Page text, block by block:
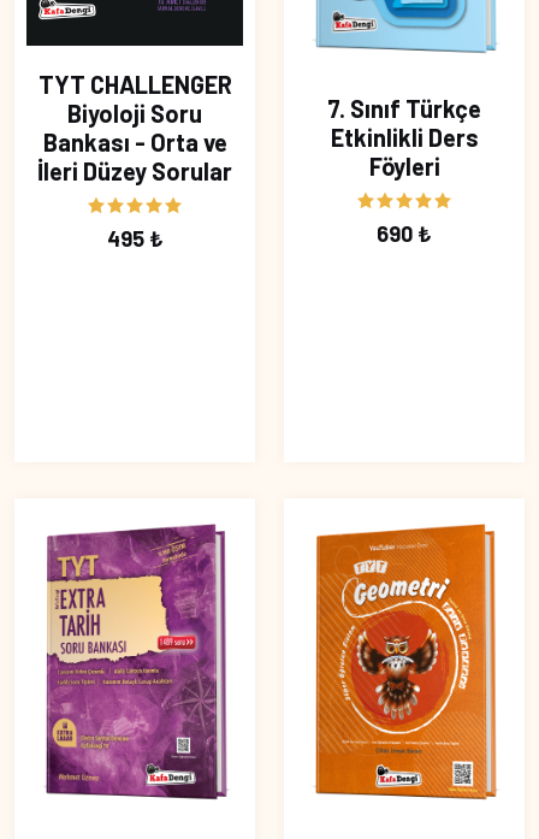
TYT CHALLENGER
Biyoloji Soru
Bankası - Orta ve
İleri Düzey Sorular
495 ₺
7. Sınıf Türkçe
Etkinlikli Ders
Föyleri
690 ₺